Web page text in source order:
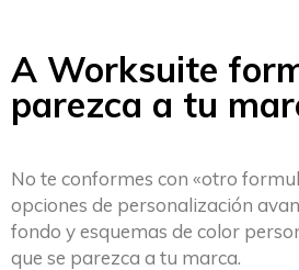
A Worksuite
parezca a tu
No te conformes con «otro
opciones de personalización
fondo y esquemas de color
que se parezca a tu marca.